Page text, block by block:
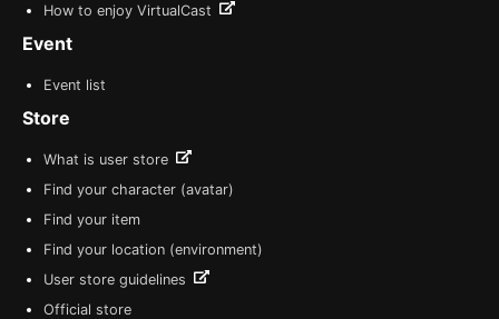
How to enjoy VirtualCast
Event
Event list
Store
What is user store
Find your character (avatar)
Find your item
Find your location (environment)
User store guidelines
Official store